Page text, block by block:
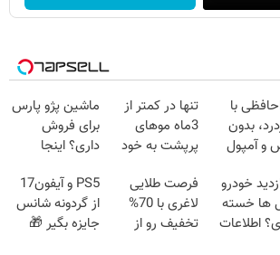
با
بدون
و آمپول
تنها در کمتر از
3ماه موهای
پرپشت به خود
شامپوجلبک45%تخفیف
ماشین پژو پارس
برای فروش
داری؟ اینجا
خودرو
ها خسته
اطلاعات
فرصت طلایی
لاغری با 70%
تخفیف رو از
PS5 و آیفون17
از گردونه شانس
جایزه بگیر 🎁